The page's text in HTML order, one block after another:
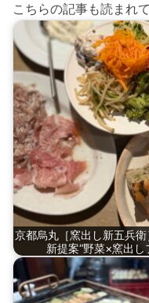
こちらの記事も読まれ
京都烏丸［窯出し新五兵
新提案“野菜×窯出し